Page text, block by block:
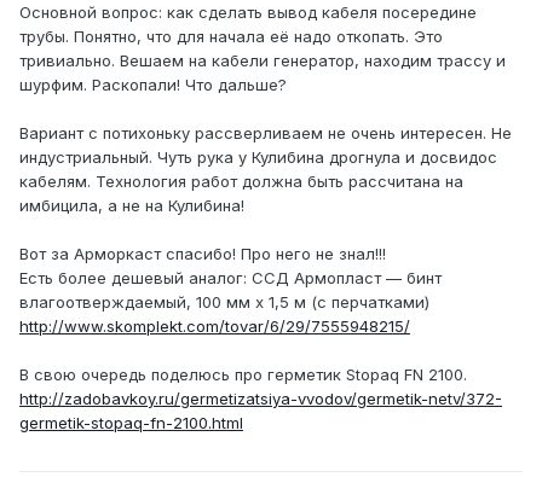
Основной вопрос: как сделать вывод кабеля посередине
трубы. Понятно, что для начала её надо откопать. Это
тривиально. Вешаем на кабели генератор, находим трассу и
шурфим. Раскопали! Что дальше?
Вариант с потихоньку рассверливаем не очень интересен. Не
индустриальный. Чуть рука у Кулибина дрогнула и досвидос
кабелям. Технология работ должна быть рассчитана на
имбицила, а не на Кулибина!
Вот за Арморкаст спасибо! Про него не знал!!!
Есть более дешевый аналог: ССД Армопласт — бинт
влагоотверждаемый, 100 мм х 1,5 м (с перчатками)
http://www.skomplekt.com/tovar/6/29/7555948215/
В свою очередь поделюсь про герметик Stopaq FN 2100.
http://zadobavkoy.ru/germetizatsiya-vvodov/germetik-netv/372-
germetik-stopaq-fn-2100.html